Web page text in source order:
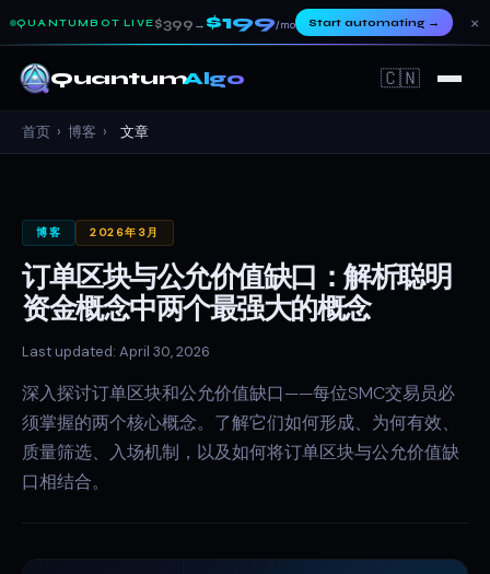
QUANTUMBOT LIVE $399 → $199/mo Start automating→ ×
QuantumAlgo 🇨🇳
首页 › 博客 › 文章
博客 2026年3月
订单区块与公允价值缺口：解析聪明
资金概念中两个最强大的概念
Last updated: April 30, 2026
深入探讨订单区块和公允价值缺口——每位SMC交易员必
须掌握的两个核心概念。了解它们如何形成、为何有效、
质量筛选、入场机制，以及如何将订单区块与公允价值缺
口相结合。